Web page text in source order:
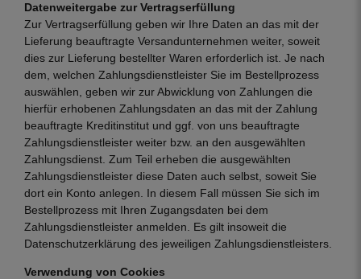
Datenweitergabe zur Vertragserfüllung
Zur Vertragserfüllung geben wir Ihre Daten an das mit der
Lieferung beauftragte Versandunternehmen weiter, soweit
dies zur Lieferung bestellter Waren erforderlich ist. Je nach
dem, welchen Zahlungsdienstleister Sie im Bestellprozess
auswählen, geben wir zur Abwicklung von Zahlungen die
hierfür erhobenen Zahlungsdaten an das mit der Zahlung
beauftragte Kreditinstitut und ggf. von uns beauftragte
Zahlungsdienstleister weiter bzw. an den ausgewählten
Zahlungsdienst. Zum Teil erheben die ausgewählten
Zahlungsdienstleister diese Daten auch selbst, soweit Sie
dort ein Konto anlegen. In diesem Fall müssen Sie sich im
Bestellprozess mit Ihren Zugangsdaten bei dem
Zahlungsdienstleister anmelden. Es gilt insoweit die
Datenschutzerklärung des jeweiligen Zahlungsdienstleisters.
Verwendung von Cookies